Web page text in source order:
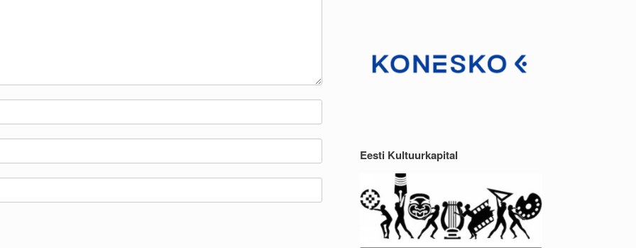
Eesti Kultuurkapital